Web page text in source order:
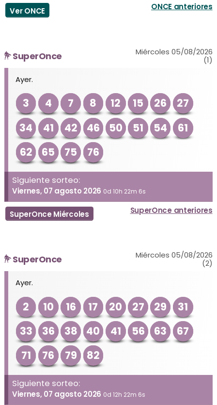
Ver ONCE ONCE anteriores
SuperOnce
Miércoles 05/08/2026
(1)
Ayer.
3 4 7 8 12 15 26
27
34
41 42 46 50 51 54
61
62
65 75 76
Siguiente sorteo:
Viernes, 07 agosto 2026 0d 10h 22m 6s
SuperOnce Miércoles SuperOnce anteriores
SuperOnce
Miércoles 05/08/2026
(2)
Ayer.
2 10 16 17 20 27 29
31
33
36 38 40 41 56 63
67
71
76 79 82
Siguiente sorteo:
Viernes, 07 agosto 2026 0d 12h 22m 6s